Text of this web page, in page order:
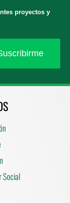
proyectos y
Social